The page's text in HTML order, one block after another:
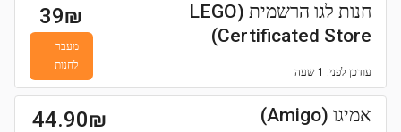
חנות לגו הרשמית (LEGO
Certificated Store)
עודכן לפני: 1 שעה
39₪
מעבר
לחנות
אמיגו (Amigo) 44.90₪